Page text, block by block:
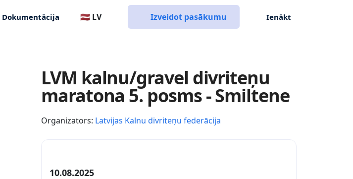
Dokumentācija 🇱🇻 LV Izveidot pasākumu Ienākt
LVM kalnu/gravel divriteņu
maratona 5. posms - Smiltene
Organizators: Latvijas Kalnu divriteņu federācija
10.08.2025